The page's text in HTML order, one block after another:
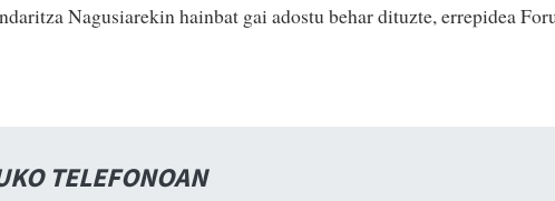
Nagusiarekin hainbat gai adostu behar dituzte, errepidea
TELEFONOAN